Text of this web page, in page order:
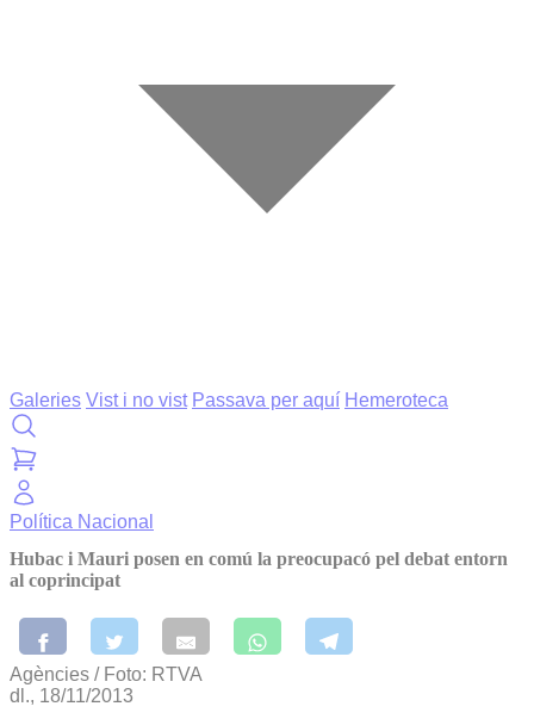
Galeries Vist i no vist Passava per aquí Hemeroteca
Política Nacional
Hubac i Mauri posen en comú la preocupacó pel debat entorn
al coprincipat
Agències / Foto: RTVA
dl., 18/11/2013